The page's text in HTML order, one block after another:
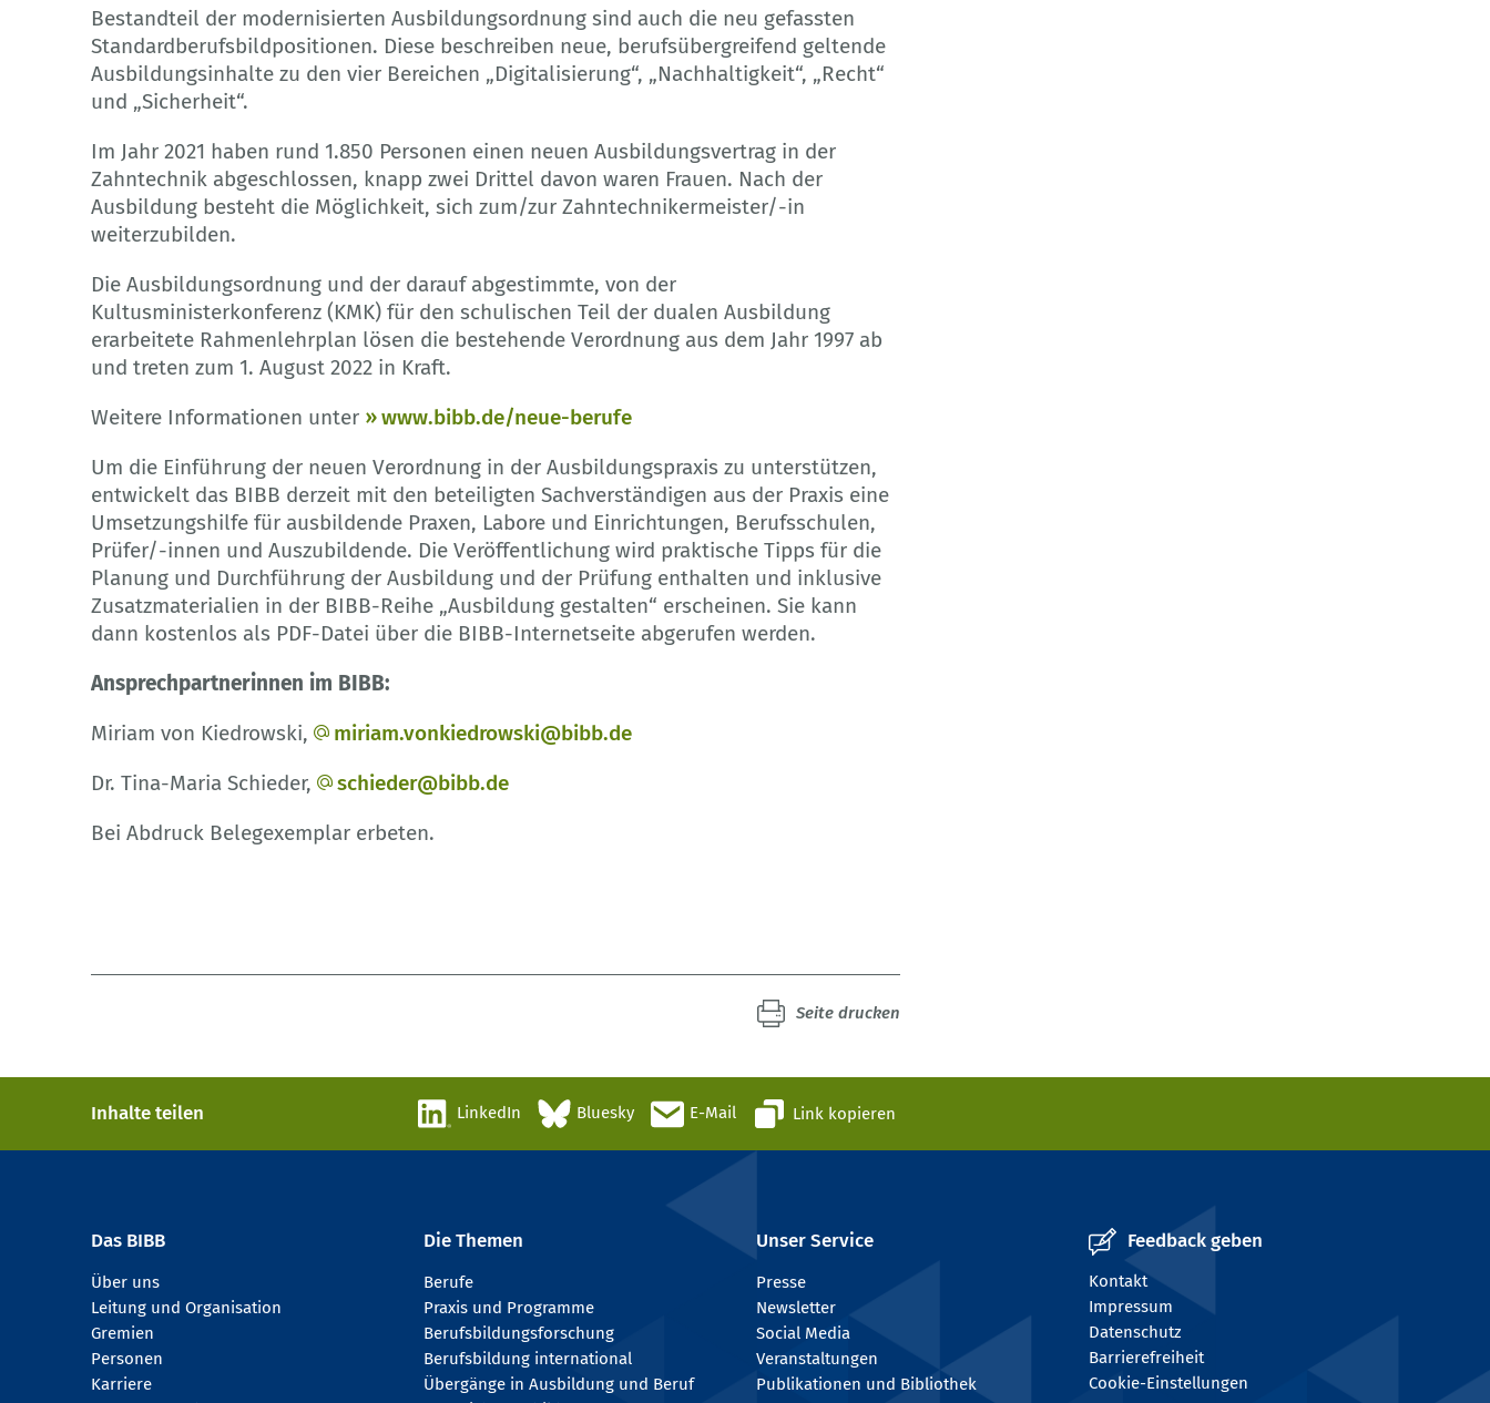
Bestandteil der modernisierten Ausbildungsordnung sind auch die neu gefassten
Standardberufsbildpositionen. Diese beschreiben neue, berufsübergreifend geltende
Ausbildungsinhalte zu den vier Bereichen „Digitalisierung“, „Nachhaltigkeit“, „Recht“
und „Sicherheit“.
Im Jahr 2021 haben rund 1.850 Personen einen neuen Ausbildungsvertrag in der
Zahntechnik abgeschlossen, knapp zwei Drittel davon waren Frauen. Nach der
Ausbildung besteht die Möglichkeit, sich zum/zur Zahntechnikermeister/-in
weiterzubilden.
Die Ausbildungsordnung und der darauf abgestimmte, von der
Kultusministerkonferenz (KMK) für den schulischen Teil der dualen Ausbildung
erarbeitete Rahmenlehrplan lösen die bestehende Verordnung aus dem Jahr 1997 ab
und treten zum 1. August 2022 in Kraft.
Weitere Informationen unter
www.bibb.de/neue-berufe
Um die Einführung der neuen Verordnung in der Ausbildungspraxis zu unterstützen,
entwickelt das BIBB derzeit mit den beteiligten Sachverständigen aus der Praxis eine
Umsetzungshilfe für ausbildende Praxen, Labore und Einrichtungen, Berufsschulen,
Prüfer/-innen und Auszubildende. Die Veröffentlichung wird praktische Tipps für die
Planung und Durchführung der Ausbildung und der Prüfung enthalten und inklusive
Zusatzmaterialien in der BIBB-Reihe „Ausbildung gestalten“ erscheinen. Sie kann
dann kostenlos als PDF-Datei über die BIBB-Internetseite abgerufen werden.
Ansprechpartnerinnen im BIBB:
Miriam von Kiedrowski,
miriam.vonkiedrowski@bibb.de
Dr. Tina-Maria Schieder,
schieder@bibb.de
Bei Abdruck Belegexemplar erbeten.
Seite drucken
Inhalte teilen LinkedIn Bluesky E-Mail Link kopieren
Das BIBB
Über uns
Leitung und Organisation
Gremien
Personen
Karriere
Die Themen
Berufe
Praxis und Programme
Berufsbildungsforschung
Berufsbildung international
Übergänge in Ausbildung und Beruf
Unser Service
Presse
Newsletter
Social Media
Veranstaltungen
Publikationen und Bibliothek
Feedback geben
Kontakt
Impressum
Datenschutz
Barrierefreiheit
Cookie-Einstellungen